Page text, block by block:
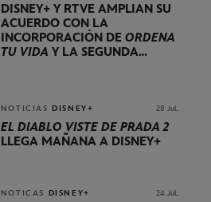
DISNEY+ Y RTVE AMPLÍAN SU
ACUERDO CON LA
INCORPORACIÓN DE ORDENA
TU VIDA Y LA SEGUNDA
NOTICIAS DISNEY+ 28 Jul.
EL DIABLO VISTE DE PRADA 2
LLEGA MAÑANA A DISNEY+
NOTICAS DISNEY+ 24 Jul.